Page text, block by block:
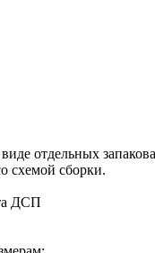
отдельных
схемой сборки.
ДСП